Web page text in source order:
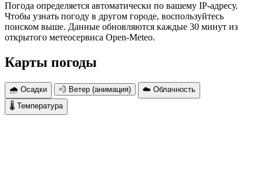
Погода определяется автоматически по вашему IP-адресу.
Чтобы узнать погоду в другом городе, воспользуйтесь
поиском выше. Данные обновляются каждые 30 минут из
открытого метеосервиса Open-Meteo.
Карты погоды
🌧 Осадки 💨 Ветер (анимация)
☁️ Облачность
🌡 Температура